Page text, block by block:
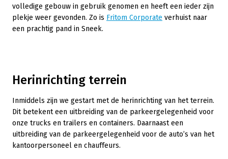
volledige gebouw in gebruik genomen en heeft een ieder zijn
plekje weer gevonden. Zo is Fritom Corporate verhuist naar
een prachtig pand in Sneek.
Herinrichting terrein
Inmiddels zijn we gestart met de herinrichting van het terrein.
Dit betekent een uitbreiding van de parkeergelegenheid voor
onze trucks en trailers en containers. Daarnaast een
uitbreiding van de parkeergelegenheid voor de auto’s van het
kantoorpersoneel en chauffeurs.